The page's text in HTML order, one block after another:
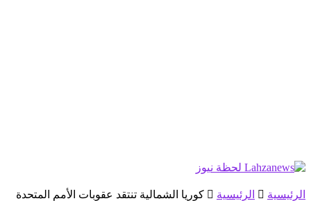
الرئيسية الرئيسية
كوريا الشمالية تنتقد عقوبات الأمم المتحدة